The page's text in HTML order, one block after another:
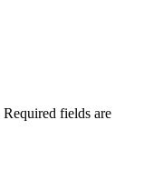
Required fields are